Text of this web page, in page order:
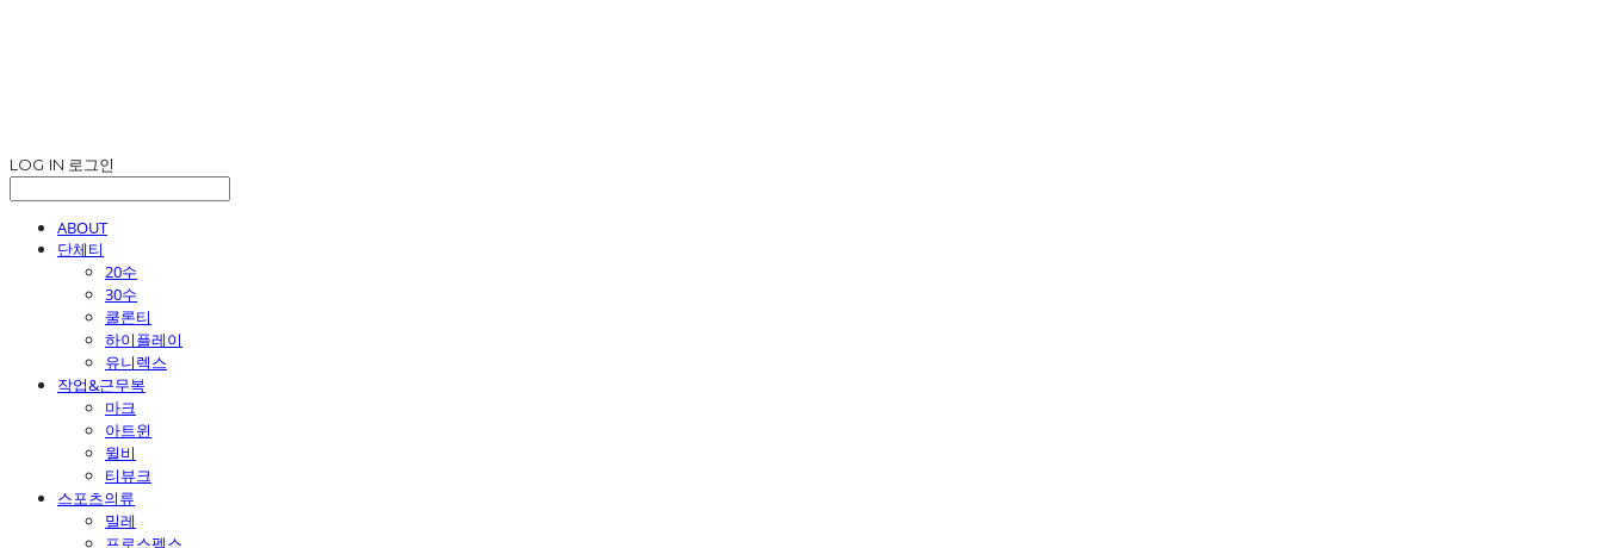
LOG IN 로그인
ABOUT
단체티
20수
30수
쿨론티
하이플레이
유니렉스
작업&근무복
마크
아트윈
윌비
티뷰크
스포츠의류
밀레
프로스펙스